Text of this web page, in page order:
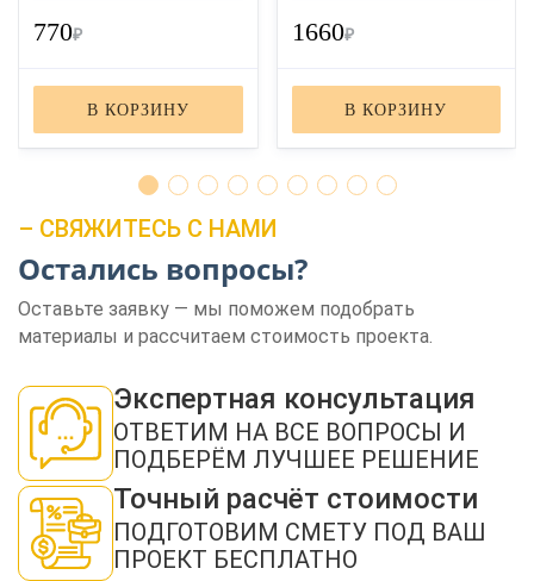
770₽
В КОРЗИНУ
1660₽
В КОРЗИНУ
– СВЯЖИТЕСЬ С НАМИ
Остались вопросы?
Оставьте заявку — мы поможем подобрать
материалы и рассчитаем стоимость проекта.
Экспертная консультация
ОТВЕТИМ НА ВСЕ ВОПРОСЫ И
ПОДБЕРЁМ ЛУЧШЕЕ РЕШЕНИЕ
Точный расчёт стоимости
ПОДГОТОВИМ СМЕТУ ПОД ВАШ
ПРОЕКТ БЕСПЛАТНО
ЗАКАЗАТЬ ЗВОНОК